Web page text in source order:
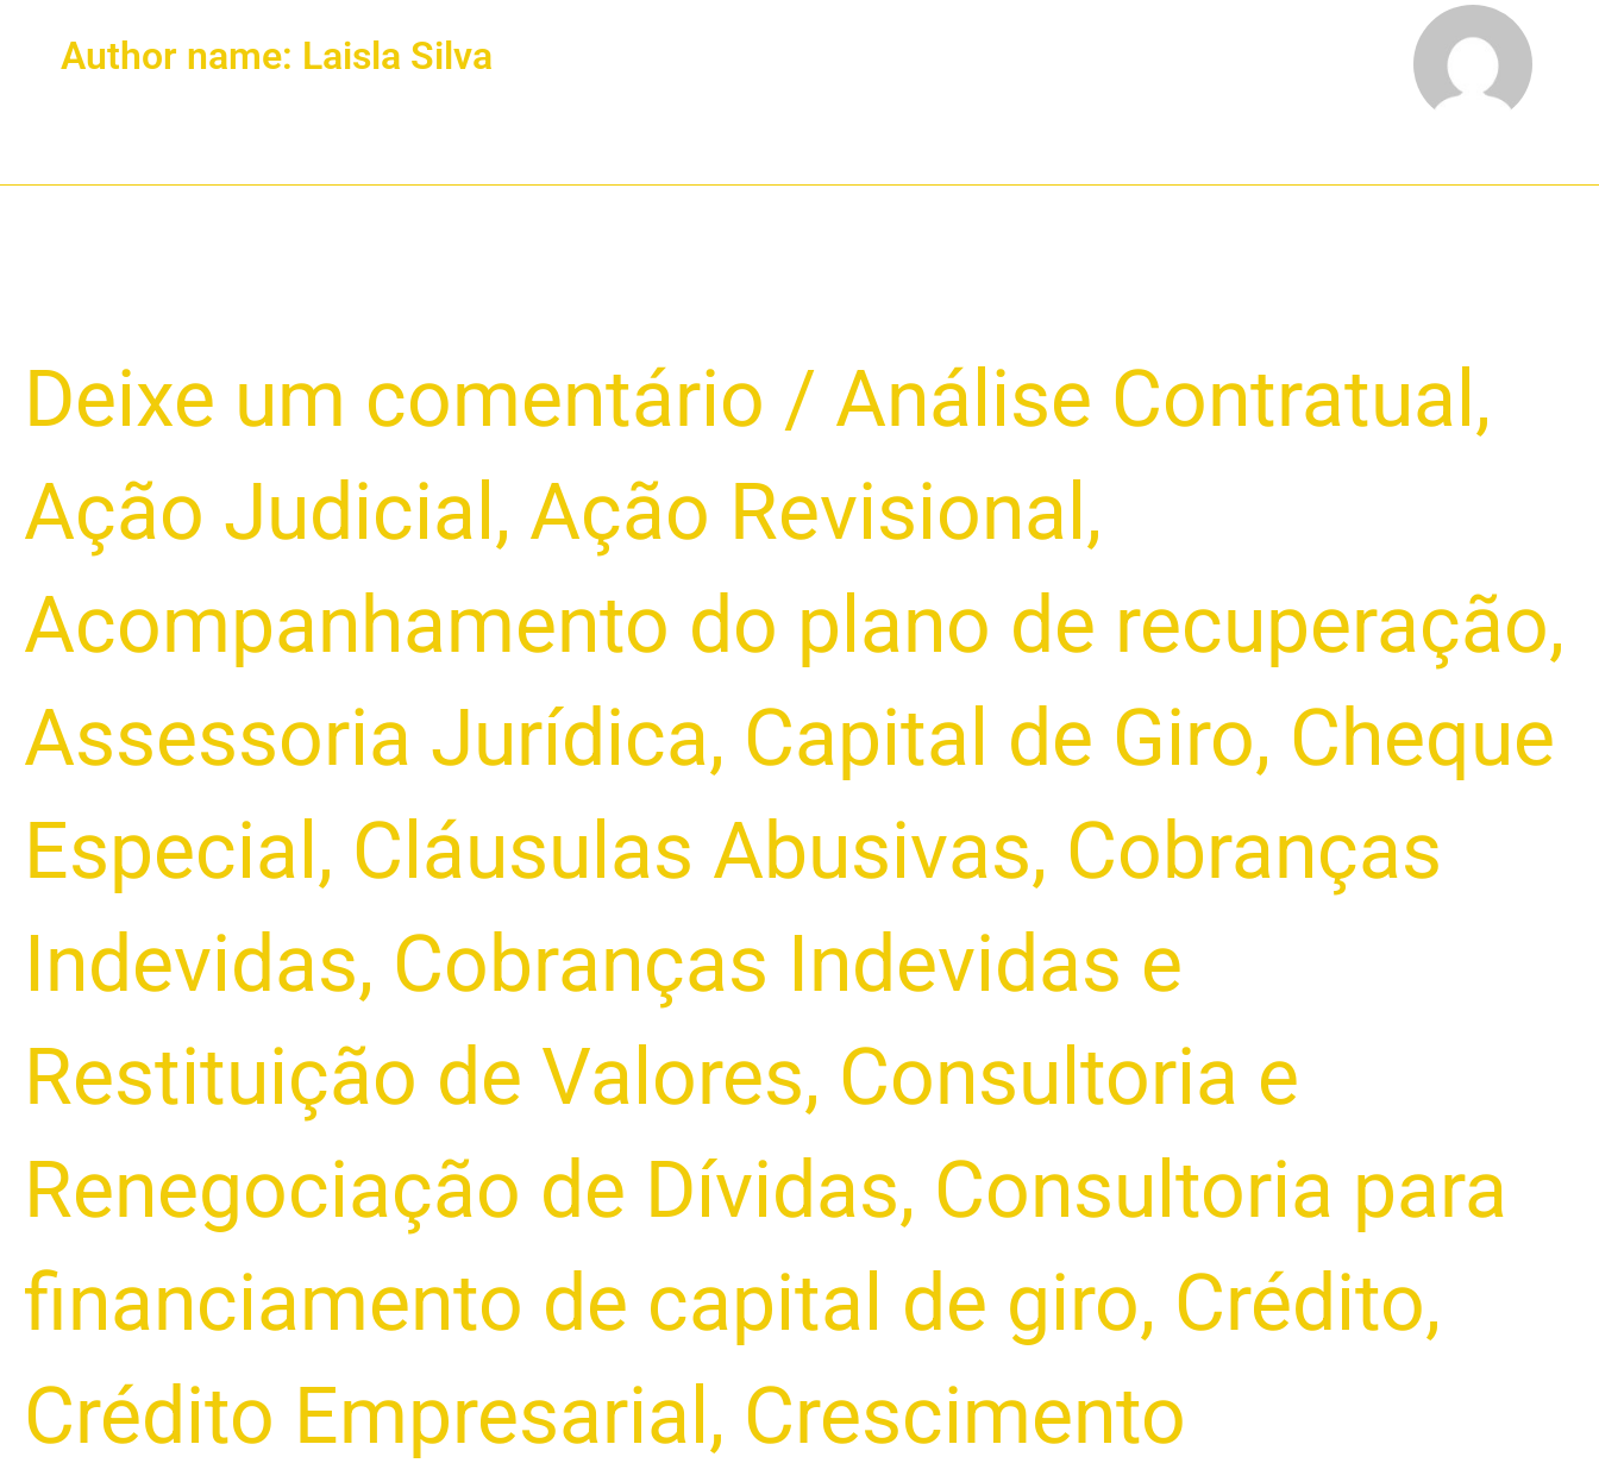
Author name: Laisla Silva
Deixe um comentário / Análise Contratual ,
Ação Judicial , Ação Revisional ,
Acompanhamento do plano de recuperação,
Assessoria Jurídica, Capital de Giro, Cheque
Especial , Cláusulas Abusivas, Cobranças
Indevidas, Cobranças Indevidas e
Restituição de Valores, Consultoria e
Renegociação de Dívidas, Consultoria para
financiamento de capital de giro, Crédito,
Crédito Empresarial , Crescimento
Provar
a
da
Parcela
Capital
de